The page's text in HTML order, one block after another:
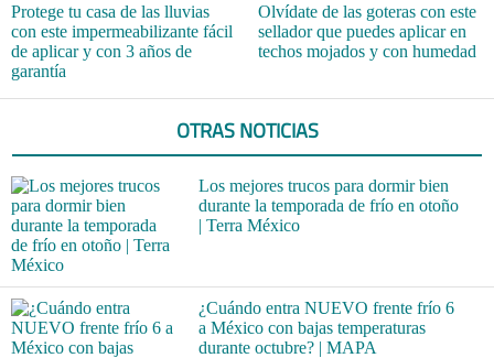
Protege tu casa de las lluvias
con este impermeabilizante fácil
de aplicar y con 3 años de
garantía
Olvídate de las goteras con este
sellador que puedes aplicar en
techos mojados y con humedad
OTRAS NOTICIAS
Los mejores trucos para dormir bien
durante la temporada de frío en otoño
| Terra México
¿Cuándo entra NUEVO frente frío 6
a México con bajas temperaturas
durante octubre? | MAPA